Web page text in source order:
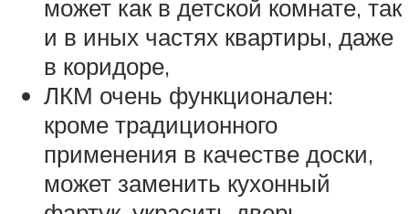
может как в детской комнате, так
и в иных частях квартиры, даже
в коридоре,
ЛКМ очень функционален:
кроме традиционного
применения в качестве доски,
может заменить кухонный